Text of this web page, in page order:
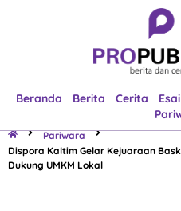
Beranda Berita Cerita Esai
Pariwara
Dispora Kaltim Gelar Kejuaraan
Dukung UMKM Lokal